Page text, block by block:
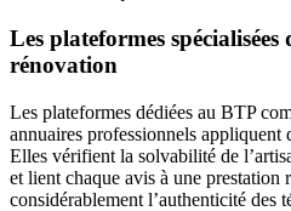
Les plateformes
rénovation
Les plateformes dédiées au BTP
annuaires professionnels appliquent
Elles vérifient la solvabilité de
et lient chaque avis à une prestation
considérablement l’authenticité des